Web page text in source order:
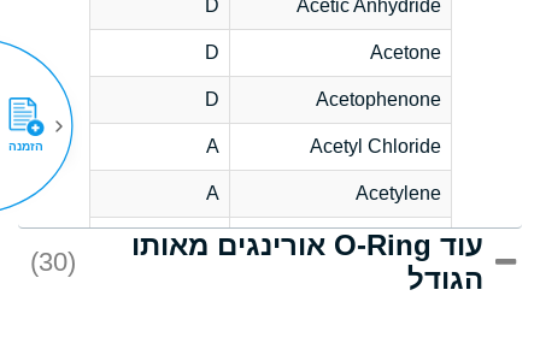
Acetic Anhydride
D
Acetone
D
Acetophenone
D
Acetyl Chloride
A
Acetylene
A
Acrlylonitrile
C
Adipic Acid
עוד O-Ring אורינגים מאותו
הגודל
(30)
הזמנה